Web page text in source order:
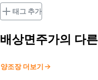
태그 추가
배상면주가의 다
양조장 더보기